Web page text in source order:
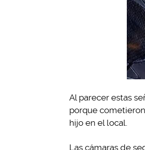
Al parecer estas
porque
hijo en el local.
Las cámaras de